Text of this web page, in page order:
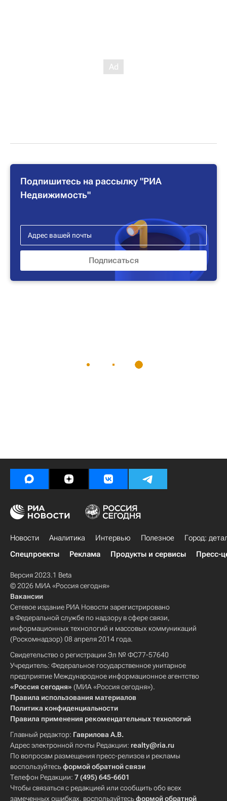
Подпишитесь на рассылку "РИА
Недвижимость"
Новости Аналитика Интервью Полезное
Город:
Спецпроекты
Реклама Продукты и сервисы Пресс-
Версия 2023.1 Beta
© 2026 МИА «Россия сегодня»
Вакансии
Сетевое издание РИА Новости зарегистрировано
в Федеральной службе по надзору в сфере связи,
информационных технологий и массовых коммуникаций
(Роскомнадзор) 08 апреля 2014 года.
Свидетельство о регистрации Эл № ФС77-57640
Учредитель: Федеральное государственное унитарное
предприятие Международное информационное агентство
«Россия сегодня» (МИА «Россия сегодня»).
Правила использования материалов
Политика конфиденциальности
Правила применения рекомендательных технологий
Главный редактор: Гаврилова А.В.
Адрес электронной почты Редакции: realty@ria.ru
По вопросам размещения пресс-релизов и рекламы
воспользуйтесьформой обратной связи
Телефон Редакции: 7 (495) 645-6601
Чтобы связаться с редакцией или сообщить обо всех
замеченных ошибках, воспользуйтесьформой обратной